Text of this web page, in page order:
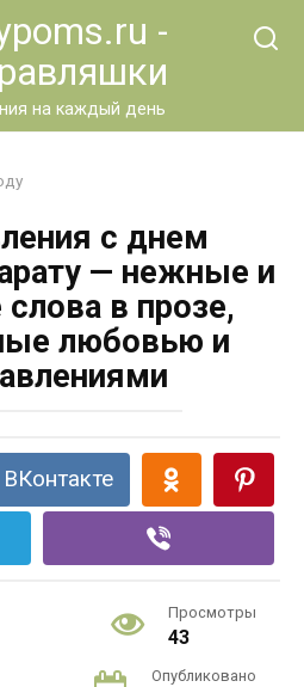
-
на каждый день
с днем
— нежные и
в прозе,
любовью и
Просмотры
43
Опубликовано